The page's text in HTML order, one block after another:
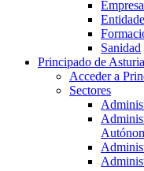
Sanidad
Principado de
Acceder a
Sectores